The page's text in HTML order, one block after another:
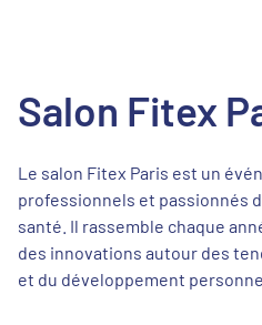
Salon Fitex
Le salon Fitex Paris est un
professionnels et passionnés
santé. Il rassemble chaque
des innovations autour des
et du développement